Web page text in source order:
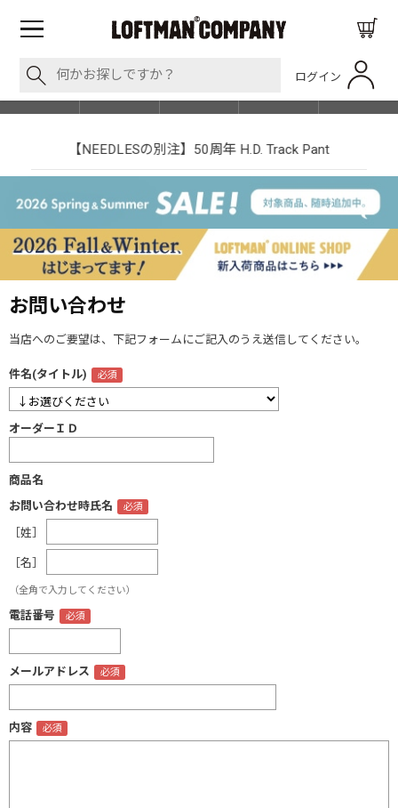
ログイン
SHOP LIST
【NEEDLESの別注】50周年 H.D. Track Pant
お問い合わせ
当店へのご要望は、下記フォームにご記入のうえ送信してください。
件名(タイトル)
オーダーＩＤ
商品名
お問い合わせ時氏名
［姓］
［名］
（全角で入力してください）
電話番号
メールアドレス
内容